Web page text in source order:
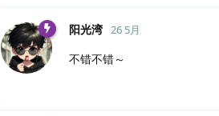
阳光湾 26 5月
不错不错～